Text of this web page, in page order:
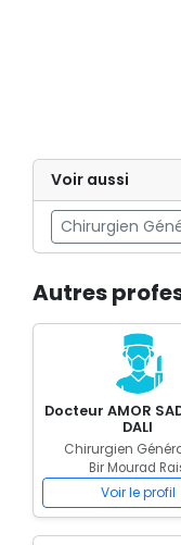
Voir aussi
Chirurgien
Autres
Docteur AMOR
DALI
Chirurgien
Bir Mourad
Voir le profil